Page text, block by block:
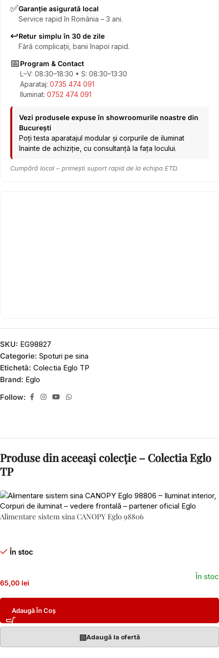
✅Garanție asigurată local
Service rapid în România – 3 ani.
↩️Retur simplu în 30 de zile
Fără complicații, banii înapoi rapid.
📅Program & Contact
L–V: 08:30–18:30 • S: 08:30–13:30
Aparataj: 0735 474 091
Iluminat: 0752 474 091
Vezi produsele expuse în showroomurile noastre din
București
Poți testa aparatajul modular și corpurile de iluminat
înainte de achiziție, cu consultanță la fața locului.
Cumpără local – primești suport rapid de la echipa ETD.
SKU: EG98827
Categorie: Spoturi pe sina
Etichetă: Colectia Eglo TP
Brand: Eglo
Follow:
Produse din aceeași colecție – Colectia Eglo
TP
Alimentare sistem sina CANOPY Eglo 98806
În stoc
65,00 lei
În stoc
Adaugă În Coș
▤Adaugă la ofertă